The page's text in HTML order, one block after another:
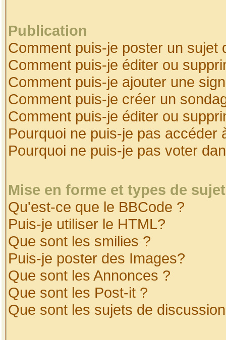
Publication
Comment puis-je poster un sujet
Comment puis-je éditer ou
Comment puis-je ajouter une
Comment puis-je créer un
Comment puis-je éditer ou
Pourquoi ne puis-je pas accéder
Pourquoi ne puis-je pas voter
Mise en forme et types de
Qu'est-ce que le BBCode ?
Puis-je utiliser le HTML?
Que sont les smilies ?
Puis-je poster des Images?
Que sont les Annonces ?
Que sont les Post-it ?
Que sont les sujets de